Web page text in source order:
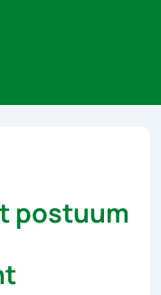
postuum